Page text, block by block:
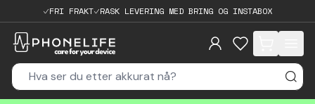
FRI FRAKT RASK LEVERING MED BRING OG INSTABOX
items in cart,